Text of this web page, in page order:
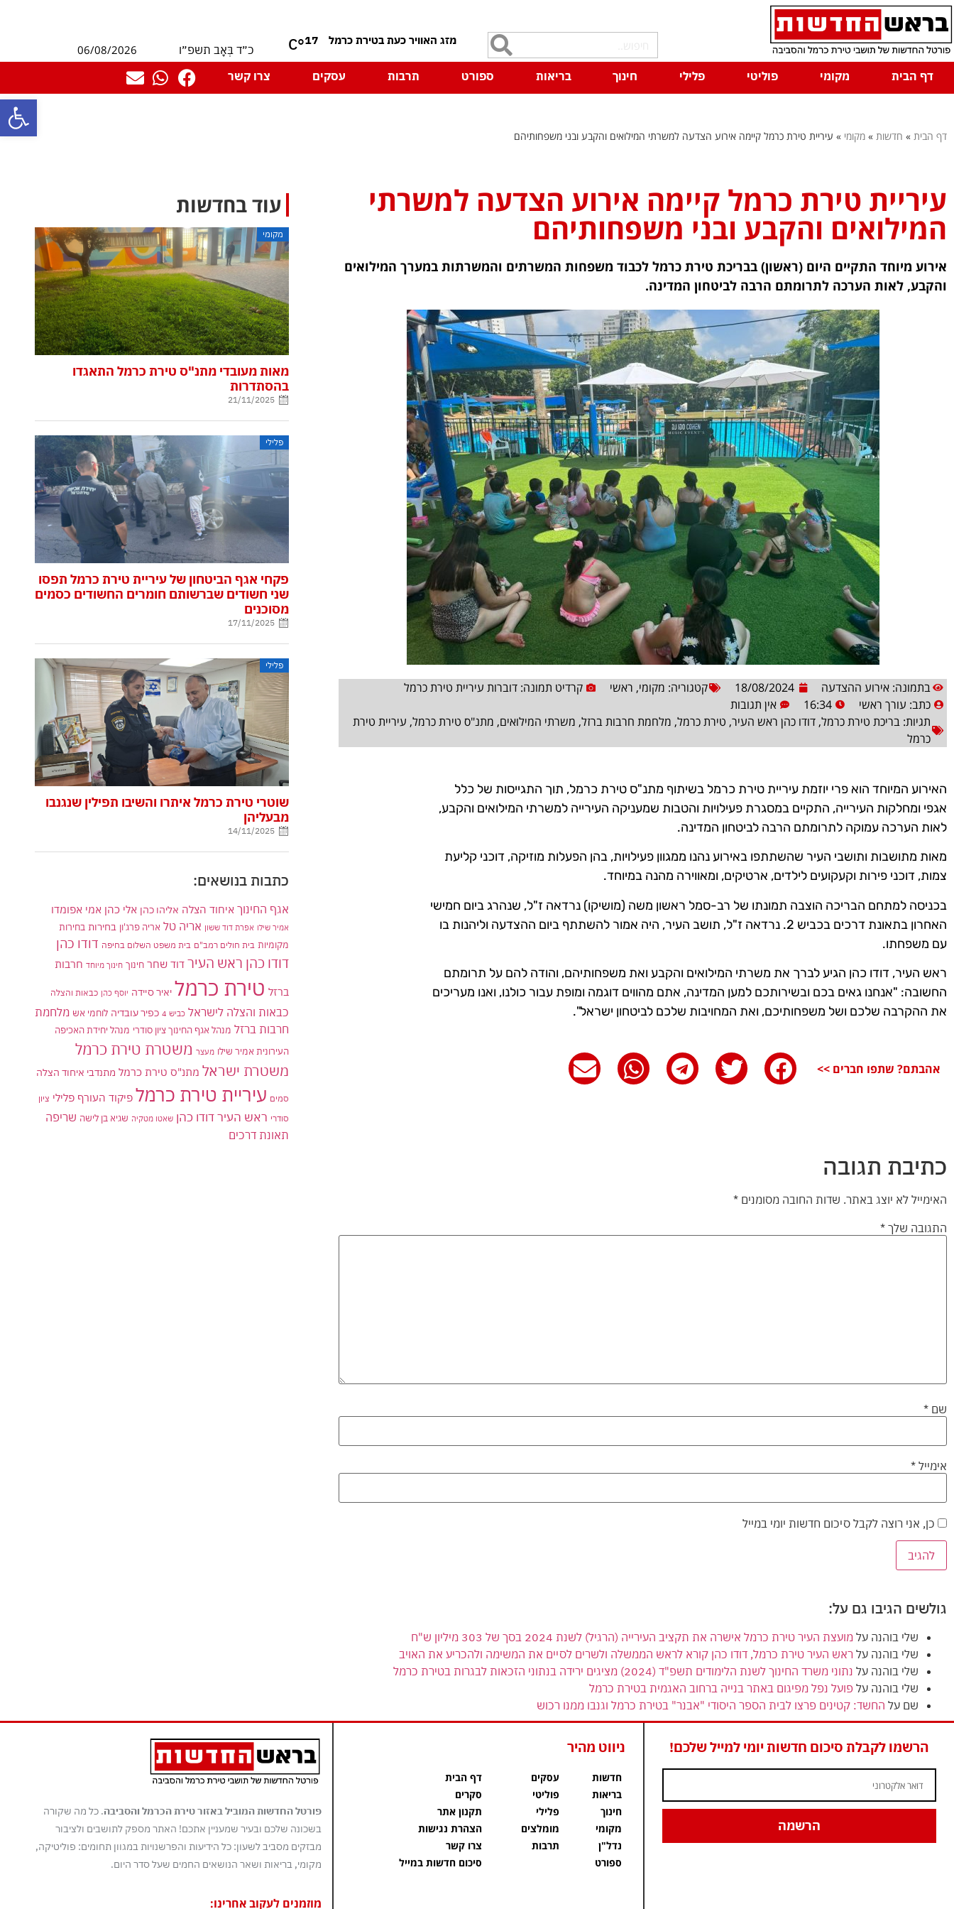
פתח
17
°C כ״ד בְּאָב תשפ״ו
06/08/2026
דף הבית
מקומי פוליטי פלילי חינוך בריאות ספורט תרבות עסקים צרו קשר
דף הבית » חדשות » מקומי » עיריית טירת כרמל קיימה אירוע הצדעה למשרתי המילואים והקבע ובני משפחותיהם
עיריית טירת כרמל קיימה אירוע הצדעה למשרתי
המילואים והקבע ובני משפחותיהם
אירוע מיוחד התקיים היום (ראשון) בבריכת טירת כרמל לכבוד משפחות המשרתים והמשרתות במערך המילואים
והקבע, לאות הערכה לתרומתם הרבה לביטחון המדינה.
בתמונה: אירוע ההצדעה 18/08/2024 קטגוריה: מקומי, ראשי
קרדיט תמונה: דוברות עיריית טירת כרמל
כתב: עורך ראשי 16:34
אין תגובות
תגיות: בריכת טירת כרמל, דודו כהן ראש העיר, טירת כרמל, מלחמת חרבות ברזל, משרתי המילואים, מתנ"ס טירת כרמל, עיריית טירת
כרמל
האירוע המיוחד הוא פרי יוזמת עיריית טירת כרמל בשיתוף מתנ"ס טירת כרמל, תוך התגייסות של כלל
אגפי ומחלקות העירייה, התקיים במסגרת פעילויות והטבות שמעניקה העירייה למשרתי המילואים והקבע,
לאות הערכה עמוקה לתרומתם הרבה לביטחון המדינה.
מאות מתושבות ותושבי העיר שהשתתפו באירוע נהנו ממגוון פעילויות, בהן הפעלות מוזיקה, דוכני קליעת
צמות, דוכני פירות וקעקועים לילדים, ארטיקים, ומאווירה מהנה במיוחד.
בכניסה למתחם הבריכה הוצבה תמונתו של רב-סמל ראשון משה (מושיקו) נרדאה ז"ל, שנהרג ביום חמישי
האחרון בתאונת דרכים בכביש 2. נרדאה ז"ל, תושב העיר, היה אמור להשתתף ביום ההצדעה וליהנות בו
עם משפחתו.
ראש העיר, דודו כהן הגיע לברך את משרתי המילואים והקבע ואת משפחותיהם, והודה להם על תרומתם
החשובה: "אנחנו גאים בכם ובשירותכם למען המדינה, אתם מהווים דוגמה ומופת עבור כולנו, ואנו מעריכים
את ההקרבה שלכם ושל משפחותיכם, ואת המחויבות שלכם לביטחון ישראל".
אהבתם? שתפו חברים >>
כתיבת תגובה
האימייל לא יוצג באתר. שדות החובה מסומנים *
התגובה שלך *
שם *
אימייל *
כן, אני רוצה לקבל סיכום חדשות יומי במייל
גולשים הגיבו גם על:
שלי בוהנה על מועצת העיר טירת כרמל אישרה את תקציב העירייה (הרגיל) לשנת 2024 בסך של 303 מיליון ש"ח
שלי בוהנה על ראש העיר טירת כרמל, דודו כהן קורא לראש הממשלה ולשרים לסיים את המשימה ולהכריע את האויב
שלי בוהנה על נתוני משרד החינוך לשנת הלימודים תשפ"ד (2024) מציגים ירידה בנתוני הזכאות לבגרות בטירת כרמל
שלי בוהנה על פועל נפל מפיגום באתר בנייה ברחוב האגמית בטירת כרמל
שם על החשד: קטינים פרצו לבית הספר היסודי "אבנר" בטירת כרמל וגנבו ממנו רכוש
עוד בחדשות
מקומי
מאות מעובדי מתנ"ס טירת כרמל התאגדו
בהסתדרות
21/11/2025
פלילי
פקחי אגף הביטחון של עיריית טירת כרמל תפסו
שני חשודים שברשותם חומרים החשודים כסמים
מסוכנים
17/11/2025
פלילי
שוטרי טירת כרמל איתרו והשיבו תפילין שנגנבו
מבעליהן
14/11/2025
כתבות בנושאים:
אגף החינוך איחוד הצלה אליהו כהן אלי כהן אמי אפומדו
אמיר שילו אפרת דוד ששון אריה טל אריה פרג'ון בחירות בחירות
מקומיות בית חולים רמב"ם בית משפט השלום בחיפה דודו כהן
דודו כהן ראש העיר דוד שחר חינוך חינוך מיוחד חרבות
ברזל טירת כרמל יאיר סיידה יוסף כהן כבאות והצלה
כבאות והצלה לישראל כביש 4 כפיר עובדיה לוחמי אש מלחמת
חרבות ברזל מנהל אגף החינוך ציון סודרי מנהל יחידת האכיפה
העירונית אמיר שילו מעצר משטרת טירת כרמל
משטרת ישראל מתנ"ס טירת כרמל מתנדבי איחוד הצלה
סמים עיריית טירת כרמל פיקוד העורף פלילי ציון
סודרי ראש העיר דודו כהן שאטו מטקיה שגיא בן לישה שריפה
תאונת דרכים
הרשמו לקבלת סיכום חדשות יומי למייל שלכם!
הרשמה
ניווט מהיר
חדשות
בריאות
חינוך
מקומי
נדל"ן
ספורט
עסקים
פוליטי
פלילי
מומלצים
תרבות
דף הבית
סקרים
תקנון אתר
הצהרת נגישות
צרו קשר
סיכום חדשות במייל
פורטל החדשות המוביל באזור טירת הכרמל והסביבה. כל מה שקורה
בשכונה שלכם ובעיר שמעניין אתכם! האתר מספק לתושבים ולציבור
מבזקים מסביב לשעון: כל הידיעות והפרשנויות במגוון תחומים: פוליטיקה,
מקומי, בריאות ושאר הנושאים החמים שעל סדר היום.
מוזמנים לעקוב אחרינו: